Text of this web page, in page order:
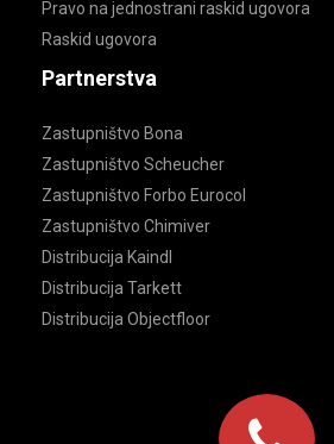
Pravo na jednostrani raskid ugovora
Raskid ugovora
Partnerstva
Zastupništvo Bona
Zastupništvo Scheucher
Zastupništvo Forbo Eurocol
Zastupništvo Chimiver
Distribucija Kaindl
Distribucija Tarkett
Distribucija Objectfloor